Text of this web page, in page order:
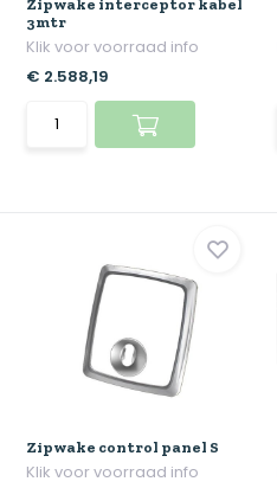
Zipwake interceptor kabel
3mtr
Klik voor voorraad info
€ 2.588,19
Zipwake control panel S
Klik voor voorraad info